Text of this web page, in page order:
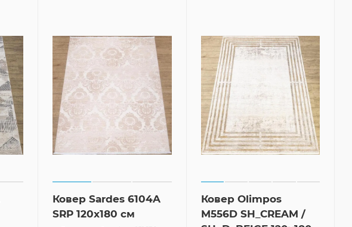
Ковер Sardes 6104A
SRP 120x180 см
Ковер Olimpos
M556D SH_CREAM /